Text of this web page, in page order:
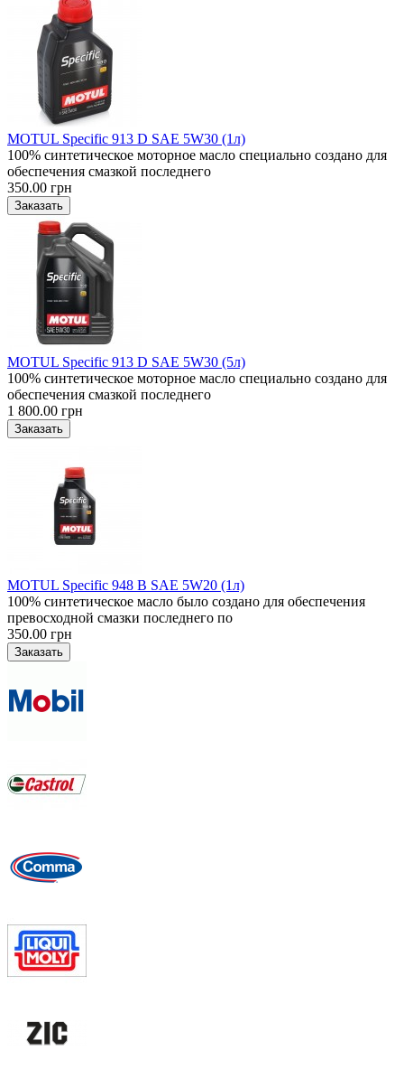
MOTUL Specific 913 D SAE 5W30 (1л)
100% синтетическое моторное масло специально создано для
обеспечения смазкой последнего
350.00 грн
MOTUL Specific 913 D SAE 5W30 (5л)
100% синтетическое моторное масло специально создано для
обеспечения смазкой последнего
1 800.00 грн
MOTUL Specific 948 B SAE 5W20 (1л)
100% синтетическое масло было создано для обеспечения
превосходной смазки последнего по
350.00 грн